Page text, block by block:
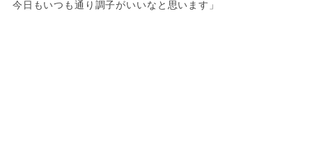
今日もいつも通り調子がいいなと思います」